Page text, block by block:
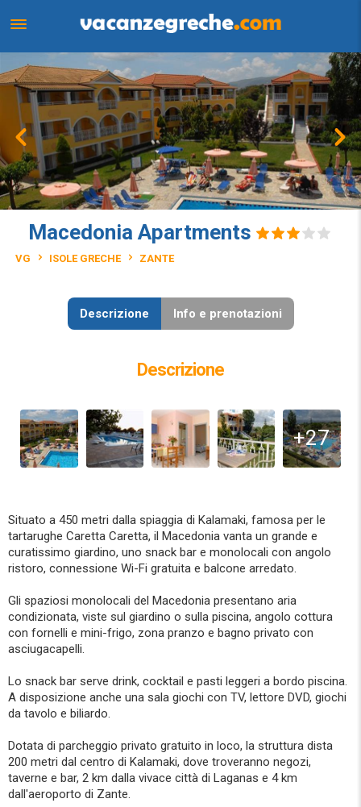
Macedonia Apartments
VG ISOLE GRECHE ZANTE
Descrizione Info e prenotazioni
Descrizione
+27
Situato a 450 metri dalla spiaggia di Kalamaki, famosa per le
tartarughe Caretta Caretta, il Macedonia vanta un grande e
curatissimo giardino, uno snack bar e monolocali con angolo
ristoro, connessione Wi-Fi gratuita e balcone arredato.
Gli spaziosi monolocali del Macedonia presentano aria
condizionata, viste sul giardino o sulla piscina, angolo cottura
con fornelli e mini-frigo, zona pranzo e bagno privato con
asciugacapelli.
Lo snack bar serve drink, cocktail e pasti leggeri a bordo piscina.
A disposizione anche una sala giochi con TV, lettore DVD, giochi
da tavolo e biliardo.
Dotata di parcheggio privato gratuito in loco, la struttura dista
200 metri dal centro di Kalamaki, dove troveranno negozi,
taverne e bar, 2 km dalla vivace città di Laganas e 4 km
dall'aeroporto di Zante.